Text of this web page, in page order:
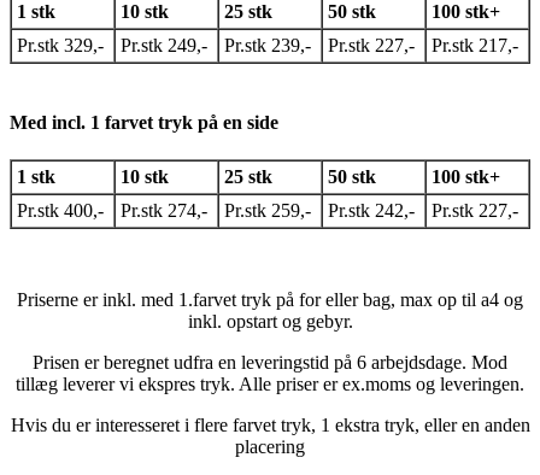
1 stk 10 stk 25 stk 50 stk
100 stk+
Pr.stk 329,-
Pr.stk 249,- Pr.stk 239,- Pr.stk 227,- Pr.stk 217,-
Med incl. 1 farvet tryk på en side
1 stk 10 stk 25 stk 50 stk
100 stk+
Pr.stk 400,-
Pr.stk 274,- Pr.stk 259,- Pr.stk 242,- Pr.stk 227,-
Priserne er inkl. med 1.farvet tryk på for eller bag, max op til a4 og
inkl. opstart og gebyr.
Prisen er beregnet udfra en leveringstid på 6 arbejdsdage. Mod
tillæg leverer vi ekspres tryk. Alle priser er ex.moms og leveringen.
Hvis du er interesseret i flere farvet tryk, 1 ekstra tryk, eller en anden
placering